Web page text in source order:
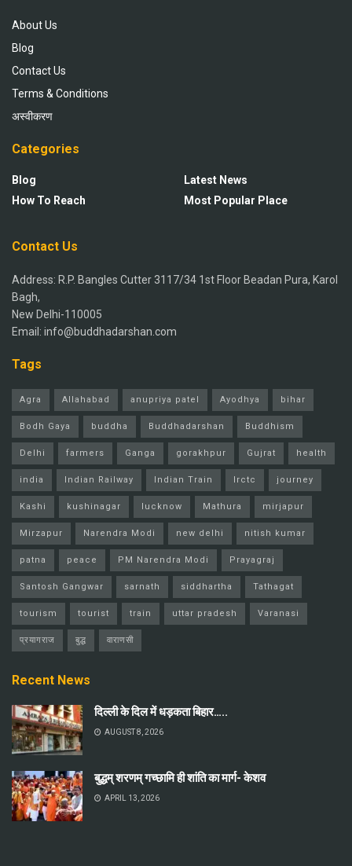
About Us
Blog
Contact Us
Terms & Conditions
अस्वीकरण
Categories
Blog
How To Reach
Latest News
Most Popular Place
Contact Us
Address: R.P. Bangles Cutter 3117/34 1st Floor Beadan Pura, Karol
Bagh,
New Delhi-110005
Email: info@buddhadarshan.com
Tags
Agra Allahabad anupriya patel Ayodhya bihar
Bodh Gaya buddha Buddhadarshan Buddhism
Delhi farmers Ganga gorakhpur Gujrat health
india Indian Railway Indian Train Irctc journey
Kashi kushinagar lucknow Mathura mirjapur
Mirzapur Narendra Modi new delhi nitish kumar
patna peace PM Narendra Modi Prayagraj
Santosh Gangwar sarnath siddhartha Tathagat
tourism tourist train uttar pradesh Varanasi
प्रयागराज बुद्ध वाराणसी
Recent News
दिल्ली के दिल में धड़कता बिहार…..
AUGUST 8, 2026
बुद्धम् शरणम् गच्छामि ही शांति का मार्ग- केशव
APRIL 13, 2026